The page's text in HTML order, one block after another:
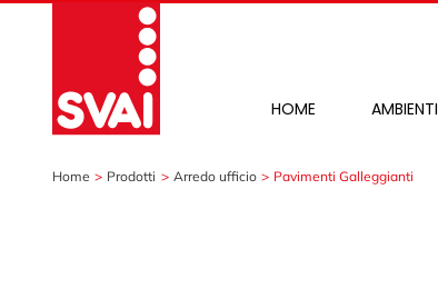
contenuto
HOME AMBIENTI
Home Prodotti Arredo ufficio Pavimenti Galleggianti